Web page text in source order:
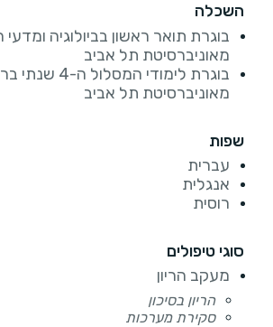
השכלה
בוגרת תואר ראשון בביולוגיה ומדעי
מאוניברסיטת תל אביב
בוגרת לימודי המסלול
מאוניברסיטת תל אביב
שפות
עברית
אנגלית
רוסית
סוגי טיפולים
מעקב הריון
הריון בסיכון
סקירת מערכות